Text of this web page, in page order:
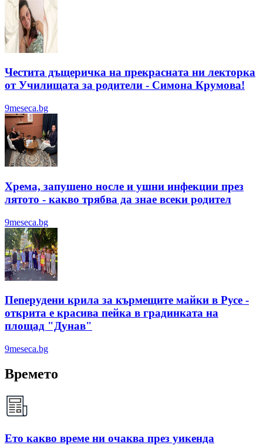
Честита дъщеричка на прекрасната ни лекторка
от Училищата за родители - Симона Крумова!
9meseca.bg
Хрема, запушено носле и ушни инфекции през
лятотo - какво трябва да знае всеки родител
9meseca.bg
Пеперудени крила за кърмещите майки в Русе -
открита е красива пейка в градинката на
площад "Дунав"
9meseca.bg
Времето
Ето какво време ни очаква през уикенда